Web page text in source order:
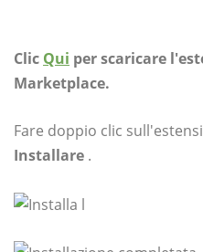
Clic Qui per scaricare
Marketplace.
Fare doppio clic
Installare .